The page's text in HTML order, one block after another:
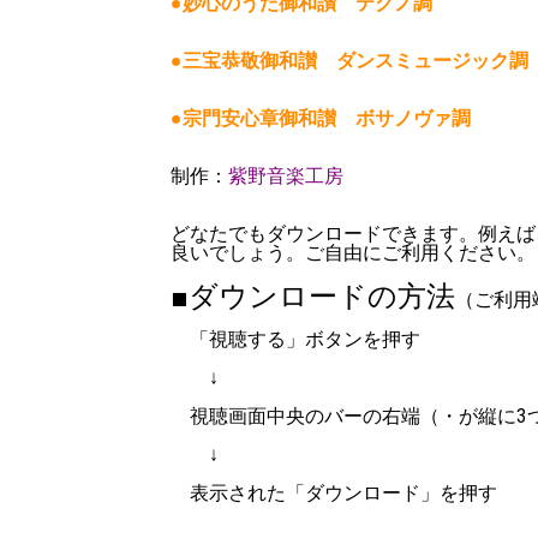
●三宝恭敬御和讃 ダンスミュージック調
●宗門安心章御和讃 ボサノヴァ調
制作： 紫野音楽工房
どなたでもダウンロードできます。例え
良いでしょう。ご自由にご利用ください。
■ダウンロードの方法 （ご利
「視聴する」ボタンを押す
↓
視聴画面中央のバーの右端（・が縦に3
↓
表示された「ダウンロード」を押す